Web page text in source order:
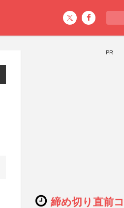
PR
締め切り直前